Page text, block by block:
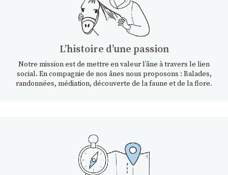
Lʼhistoire dʼune passion
Notre mission est de mettre en valeur l’âne à travers le lien
social. En compagnie de nos ânes nous proposons : Balades,
randonnées, médiation, découverte de la faune et de la flore.